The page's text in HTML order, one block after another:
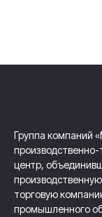
Группа компаний
центр,
торговую
промышленного